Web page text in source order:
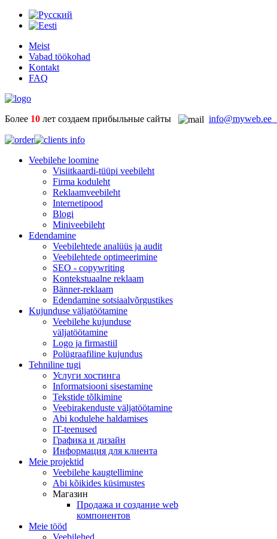
Meist
Vabad töökohad
Kontakt
FAQ
Более 10 лет создаем прибыльные сайты info@myweb.ee
Veebilehe loomine
Visiitkaardi-tüüpi veebileht
Firma koduleht
Reklaamveebileht
Internetipood
Blogi
Miniveebileht
Edendamine
Veebilehtede analüüs ja audit
Veebilehtede optimeerimine
SEO - copywriting
Kontekstuaalne reklaam
Bänner-reklaam
Edendamine sotsiaalvõrgustikes
Kujunduse väljatöötamine
Veebilehe kujunduse
väljatöötamine
Logo ja firmastiil
Polügraafiline kujundus
Tehniline tugi
Услуги хостинга
Informatsiooni sisestamine
Tekstide tõlkimine
Veebirakenduste väljatöötamine
Abi kodulehe haldamises
IT-teenused
Графика и дизайн
Информация для клиента
Meie projektid
Veebilehe kaugtellimine
Abi kõikides küsimustes
Магазин
Продажа и создание web
компонентов
Meie tööd